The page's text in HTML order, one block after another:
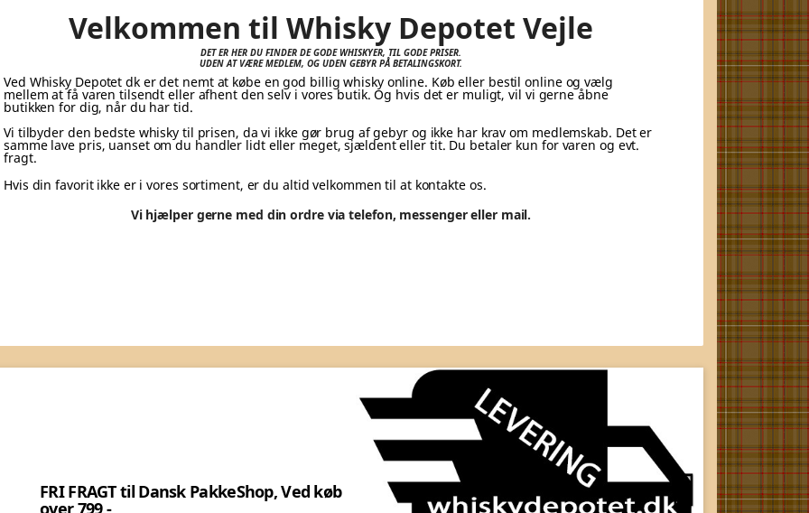
Velkommen til Whisky Depotet Vejle
DET ER HER DU FINDER DE GODE WHISKYER, TIL GODE PRISER.
UDEN AT VÆRE MEDLEM, OG UDEN GEBYR PÅ BETALINGSKORT.
Ved Whisky Depotet dk er det nemt at købe en god billig whisky online. Køb eller bestil online og vælg
mellem at få varen tilsendt eller afhent den selv i vores butik. Og hvis det er muligt, vil vi gerne åbne
butikken for dig, når du har tid.
Vi tilbyder den bedste whisky til prisen, da vi ikke gør brug af gebyr og ikke har krav om medlemskab. Det er
samme lave pris, uanset om du handler lidt eller meget, sjældent eller tit. Du betaler kun for varen og evt.
fragt.
Hvis din favorit ikke er i vores sortiment, er du altid velkommen til at kontakte os.
Vi hjælper gerne med din ordre via telefon, messenger eller mail.
TIL
til Dansk PakkeShop, Ved køb
PARK
Highland
Det
destillerii
Forrige

Næste